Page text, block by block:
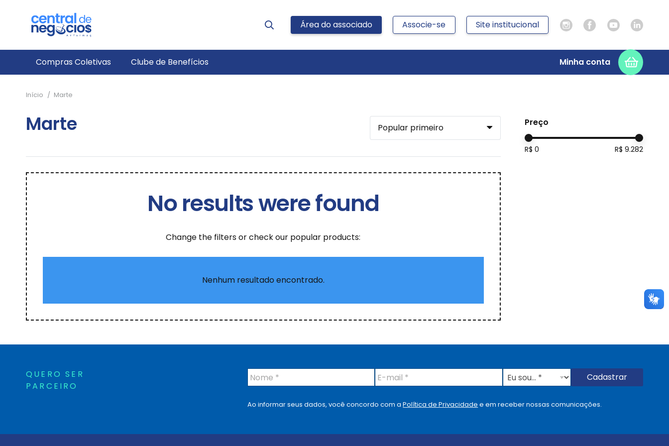
Área do associado Associe-se Site institucional
Compras Coletivas Clube de Benefícios Minha conta
Início / Marte
Marte
No results were found
Change the filters or check our popular products:
Nenhum resultado encontrado.
Preço
R$ 0 R$ 9.282
QUERO SER
PARCEIRO
N
o
e
*
E
-
a
i
E
o
u
Cadastrar
Ao informar seus dados, você concordo com aPolítica de Privacidade e em receber nossas comunicações.